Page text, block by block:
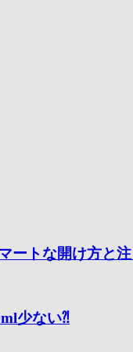
ートな開け方と
少ない⁈